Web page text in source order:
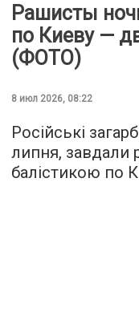
Рашисты
по Киеву —
(ФОТО)
8 июл 2026, 08:22
Російські
липня, завдали
балістикою по